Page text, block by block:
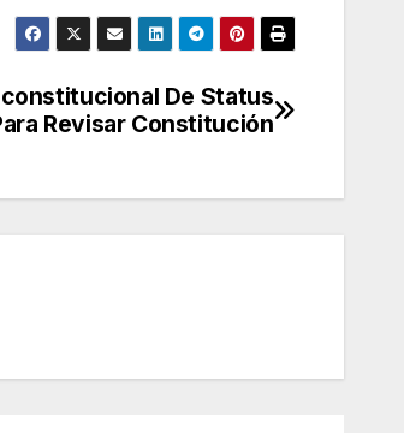
De Status
Revisar Constitución